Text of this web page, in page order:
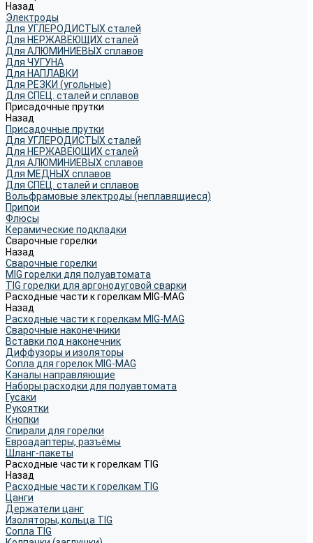
Назад
Электроды
Для УГЛЕРОДИСТЫХ сталей
Для НЕРЖАВЕЮЩИХ сталей
Для АЛЮМИНИЕВЫХ сплавов
Для ЧУГУНА
Для НАПЛАВКИ
Для РЕЗКИ (угольные)
Для СПЕЦ. сталей и сплавов
Присадочные прутки
Назад
Присадочные прутки
Для УГЛЕРОДИСТЫХ сталей
Для НЕРЖАВЕЮЩИХ сталей
Для АЛЮМИНИЕВЫХ сплавов
Для МЕДНЫХ сплавов
Для СПЕЦ. сталей и сплавов
Вольфрамовые электроды (неплавящиеся)
Припои
Флюсы
Керамические подкладки
Сварочные горелки
Назад
Сварочные горелки
MIG горелки для полуавтомата
TIG горелки для аргонодуговой сварки
Расходные части к горелкам MIG-MAG
Назад
Расходные части к горелкам MIG-MAG
Сварочные наконечники
Вставки под наконечник
Диффузоры и изоляторы
Сопла для горелок MIG-MAG
Каналы направляющие
Наборы расходки для полуавтомата
Гусаки
Рукоятки
Кнопки
Спирали для горелки
Евроадаптеры, разъёмы
Шланг-пакеты
Расходные части к горелкам TIG
Назад
Расходные части к горелкам TIG
Цанги
Держатели цанг
Изоляторы, кольца TIG
Сопла TIG